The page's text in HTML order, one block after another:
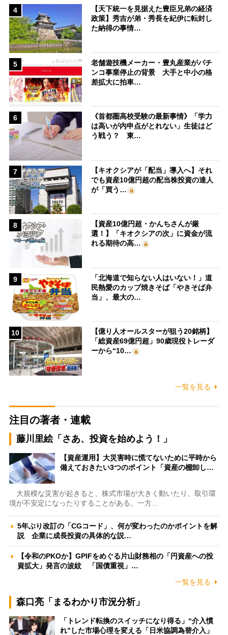
4
【天下統一を見据えた豊臣兄弟の経済
政策】秀吉が弟・秀長を紀伊に転封し
た納得の事情…
5
老舗遊技機メーカー・豊丸産業がパチ
ンコ事業停止の背景 大手と中小の格
差拡大に拍車…
6
《首都圏高校受験の最新事情》「学力
は高いが内申点がとれない」生徒はど
う戦う？ 東…
7
【キオクシアが「配当」導入へ】それ
でも資産10億円超の配当株投資の達人
が「買う…
8
【資産10億円超・かんちさんが厳
選！】「キオクシアの次」に資金が流
れる期待の高…
9
「北海道で知らない人はいない！」道
民熱愛のカップ焼きそば「やきそば弁
当」、最大の…
10
【億り人オールスターが狙う20銘柄】
「総資産69億円超」90歳現役トレーダ
ーから“10…
一覧を見る
注目の著者・連載
藤川里絵「さあ、投資を始めよう！」
【資産運用】大災害時に慌てないために平時から
備えておきたい3つのポイント「資産の棚卸し…
大規模な災害が起きると、株式市場が大きく動いたり、取引環
境が不安定になったりすることがある。一方…
5年ぶり改訂の「CGコード」、何が変わったのかポイントを解
説 企業に成長投資の具体的な説…
【令和のPKOか】GPIFをめぐる片山財務相の「円資産への投
資拡大」発言の波紋 「国債重視」…
一覧を見る
森口亮「まるわかり市況分析」
「トレンド転換のスイッチになり得る」“介入慣
れ”した市場心理を変える「日米協調為替介入」